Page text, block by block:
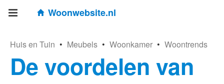
Woonwebsite.nl
Huis en Tuin • Meubels • Woonkamer • Woontrends
De voordelen van